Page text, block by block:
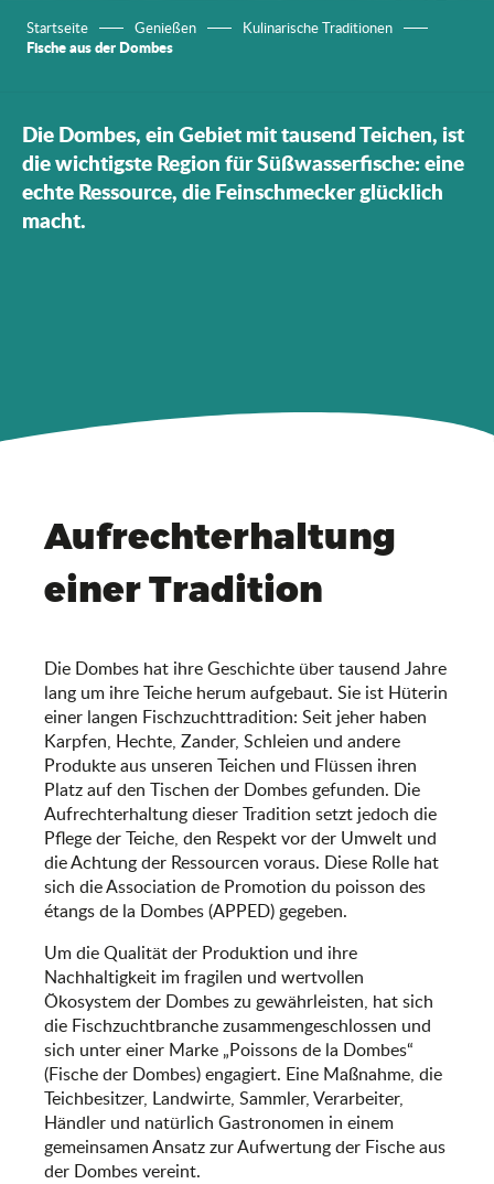
Startseite Genießen Kulinarische Traditionen
Fische aus der Dombes
Die Dombes, ein Gebiet mit tausend Teichen, ist
die wichtigste Region für Süßwasserfische: eine
echte Ressource, die Feinschmecker glücklich
macht.
Aufrechterhaltung
einer Tradition
Die Dombes hat ihre Geschichte über tausend Jahre
lang um ihre Teiche herum aufgebaut. Sie ist Hüterin
einer langen Fischzuchttradition: Seit jeher haben
Karpfen, Hechte, Zander, Schleien und andere
Produkte aus unseren Teichen und Flüssen ihren
Platz auf den Tischen der Dombes gefunden. Die
Aufrechterhaltung dieser Tradition setzt jedoch die
Pflege der Teiche, den Respekt vor der Umwelt und
die Achtung der Ressourcen voraus. Diese Rolle hat
sich die Association de Promotion du poisson des
étangs de la Dombes (APPED) gegeben.
Um die Qualität der Produktion und ihre
Nachhaltigkeit im fragilen und wertvollen
Ökosystem der Dombes zu gewährleisten, hat sich
die Fischzuchtbranche zusammengeschlossen und
sich unter einer Marke „Poissons de la Dombes“
(Fische der Dombes) engagiert. Eine Maßnahme, die
Teichbesitzer, Landwirte, Sammler, Verarbeiter,
Händler und natürlich Gastronomen in einem
gemeinsamen Ansatz zur Aufwertung der Fische aus
der Dombes vereint.